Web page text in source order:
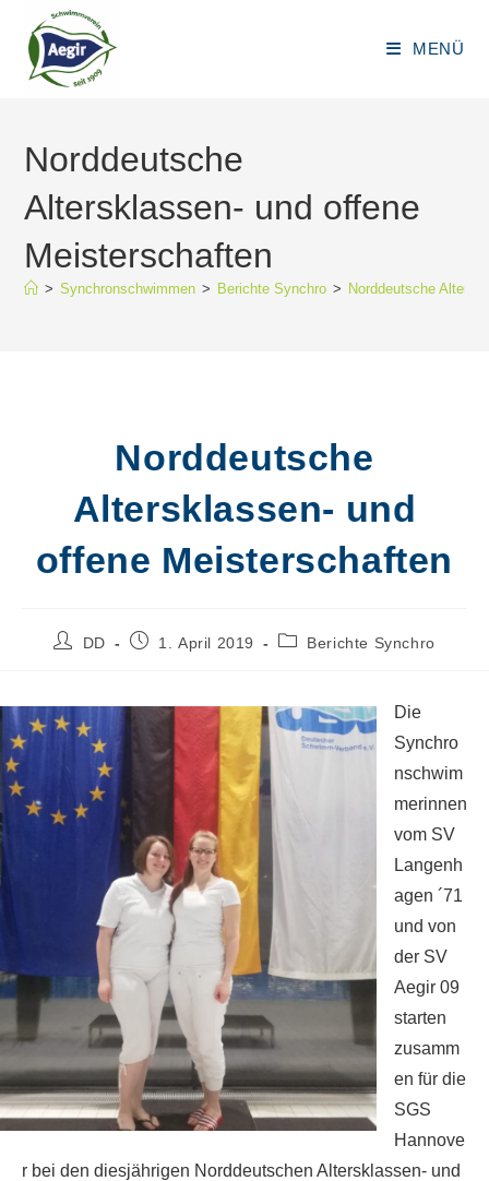
Inhalt
springen
MENÜ
Norddeutsche
Altersklassen- und offene
Meisterschaften
> Synchronschwimmen > Berichte Synchro > Norddeutsche
Norddeutsche
Altersklassen- und
offene Meisterschaften
Beitrags-
DD
Beitrag1. April 2019
Beitrags-
Berichte Synchro
Die
Synchro
nschwim
merinnen
vom SV
Langenh
agen ´71
und von
der SV
Aegir 09
starten
zusamm
en für die
SGS
Hannove
r bei den diesjährigen Norddeutschen Altersklassen- und